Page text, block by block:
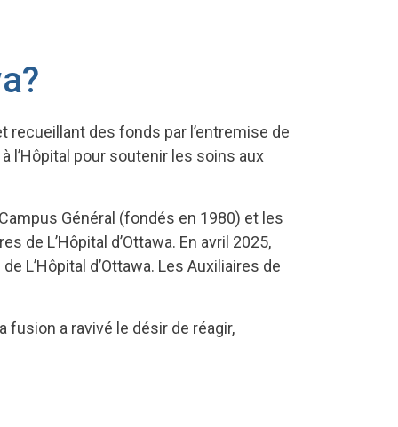
recueillant des fonds par l’entremise de
l’Hôpital pour soutenir les soins aux
Général (fondés en 1980) et les
de L’Hôpital d’Ottawa. En avril 2025,
L’Hôpital d’Ottawa. Les Auxiliaires de
a ravivé le désir de réagir,